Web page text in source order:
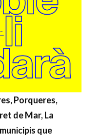
Porqueres,
de Mar, La
que